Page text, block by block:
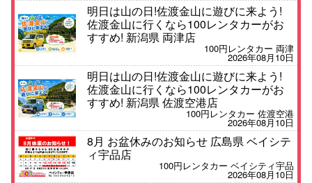
明日は山の日!佐渡金山に遊びに来よう!
佐渡金山に行くなら100レンタカーがお
すすめ! 新潟県 両津店
100円レンタカー 両津
2026年08月10日
明日は山の日!佐渡金山に遊びに来よう!
佐渡金山に行くなら100レンタカーがお
すすめ! 新潟県 佐渡空港店
100円レンタカー 佐渡空港
2026年08月10日
8月 お盆休みのお知らせ 広島県 ベイシテ
ィ宇品店
100円レンタカー ベイシティ宇品
2026年08月10日